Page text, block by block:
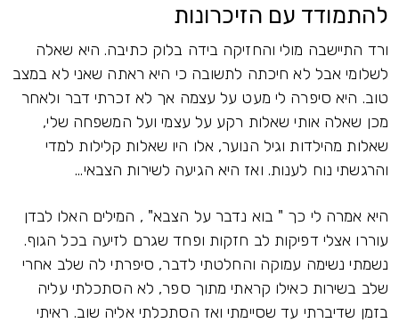
להתמודד עם הזיכרונות
ורד התיישבה מולי והחזיקה בידה בלוק כתיבה. היא שאלה
לשלומי אבל לא חיכתה לתשובה כי היא ראתה שאני לא במצב
טוב. היא סיפרה לי מעט על עצמה אך לא זכרתי דבר ולאחר
מכן שאלה אותי שאלות רקע על עצמי ועל המשפחה שלי,
שאלות מהילדות וגיל הנוער, אלו היו שאלות קלילות למדי
והרגשתי נוח לענות. ואז היא הגיעה לשירות הצבאי...
היא אמרה לי כך " בוא נדבר על הצבא" , המילים האלו לבדן
עוררו אצלי דפיקות לב חזקות ופחד שגרם לזיעה בכל הגוף.
נשמתי נשימה עמוקה והחלטתי לדבר, סיפרתי לה שלב אחרי
שלב בשירות כאילו קראתי מתוך ספר, לא הסתכלתי עליה
בזמן שדיברתי עד שסיימתי ואז הסתכלתי אליה שוב. ראיתי